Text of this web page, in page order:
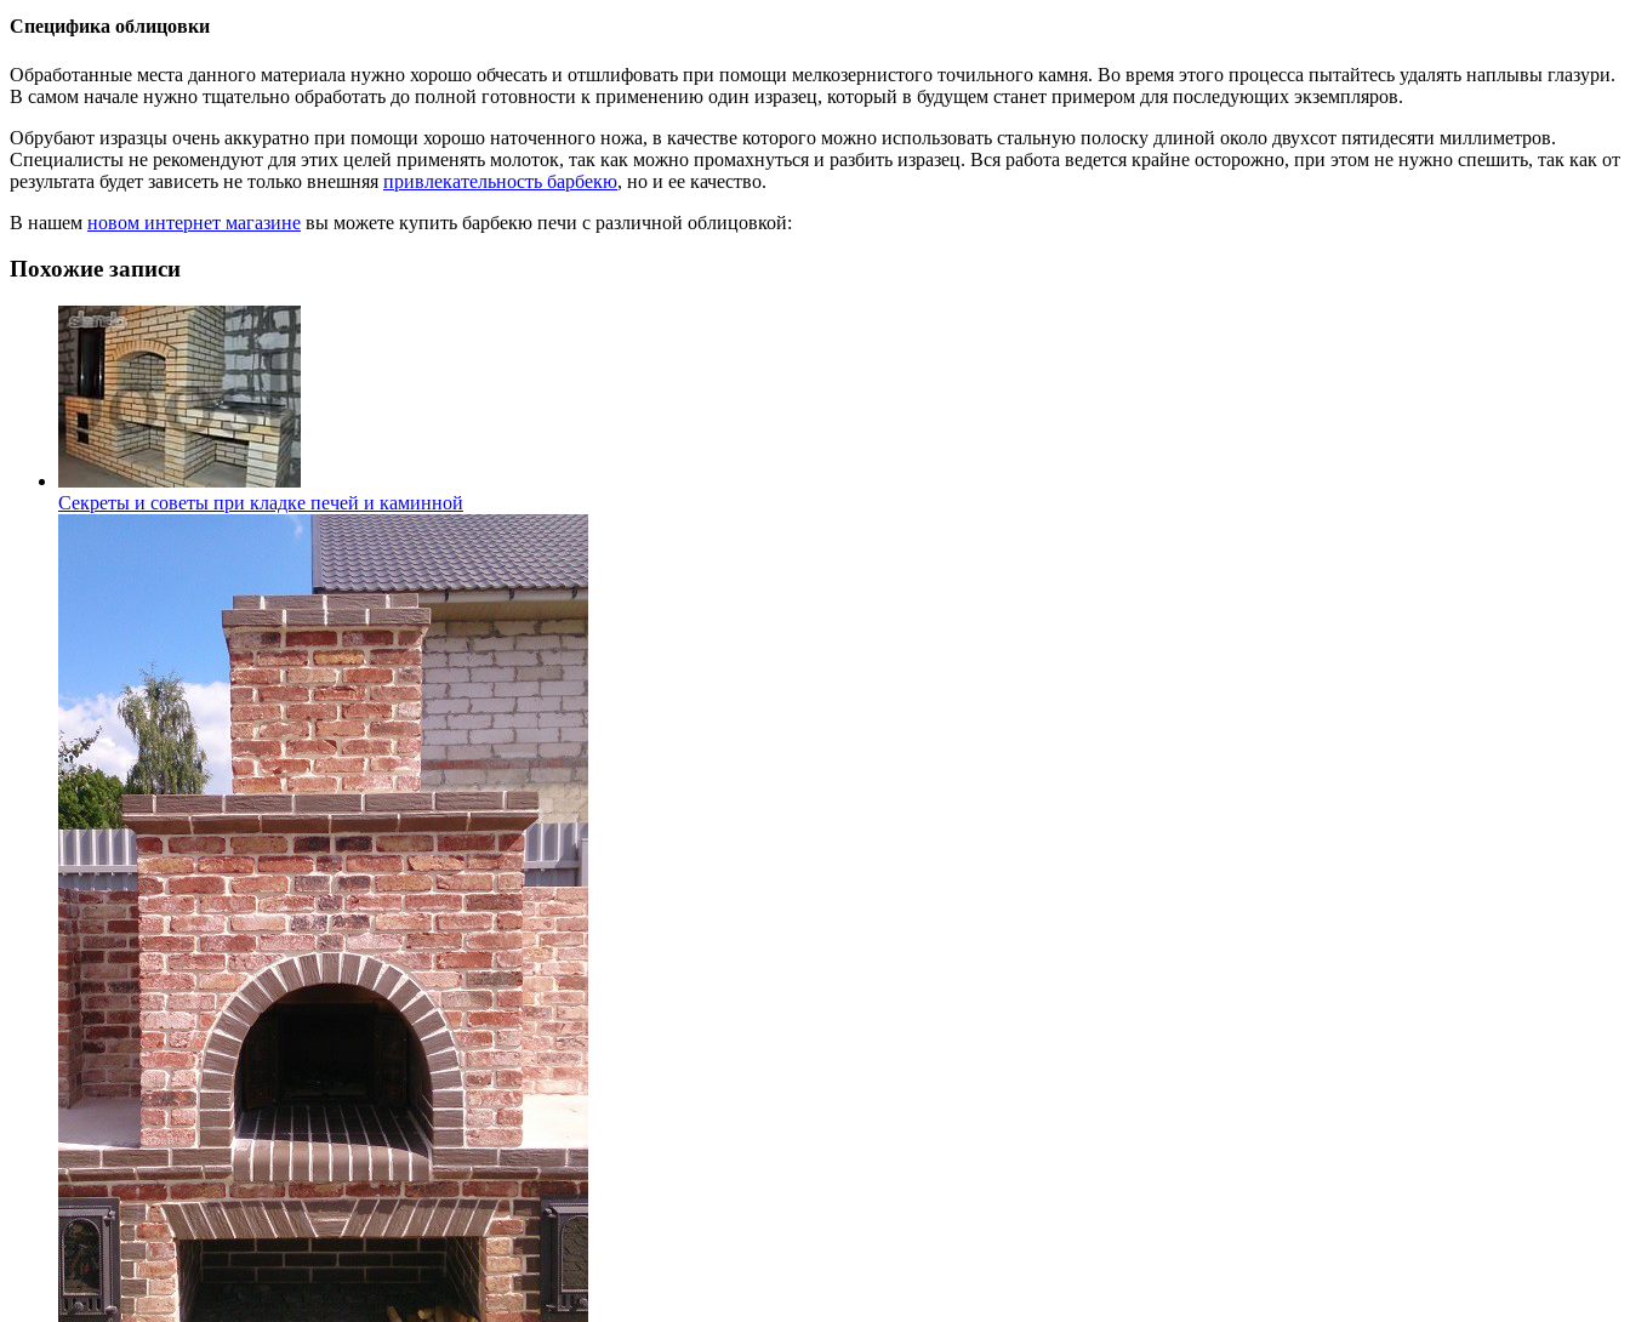
Специфика облицовки
Обработанные места данного материала нужно хорошо обчесать и отшлифовать при помощи мелкозернистого точильного камня. Во время этого процесса пытайтесь удалять наплывы глазури.
В самом начале нужно тщательно обработать до полной готовности к применению один изразец, который в будущем станет примером для последующих экземпляров.
Обрубают изразцы очень аккуратно при помощи хорошо наточенного ножа, в качестве которого можно использовать стальную полоску длиной около двухсот пятидесяти миллиметров.
Специалисты не рекомендуют для этих целей применять молоток, так как можно промахнуться и разбить изразец. Вся работа ведется крайне осторожно, при этом не нужно спешить, так как от
результата будет зависеть не только внешняя привлекательность барбекю, но и ее качество.
В нашем новом интернет магазине вы можете купить барбекю печи с различной облицовкой:
Похожие записи
Секреты и советы при кладке печей и каминной